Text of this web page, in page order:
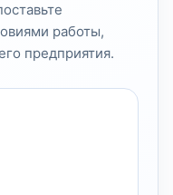
работы,
предприятия.